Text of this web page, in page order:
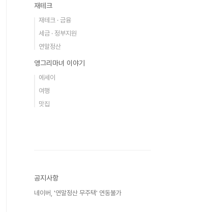
재테크
재테크 · 금융
세금 · 정부지원
연말정산
앵그리마녀 이야기
에세이
여행
맛집
공지사항
네이버, '연말정산 무주택' 연동불가